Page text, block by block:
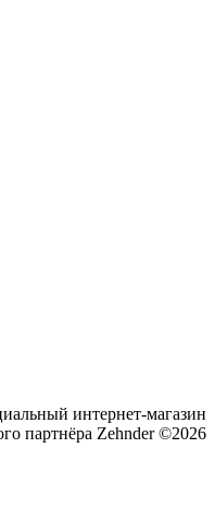
интернет-магазин
партнёра Zehnder ©2026